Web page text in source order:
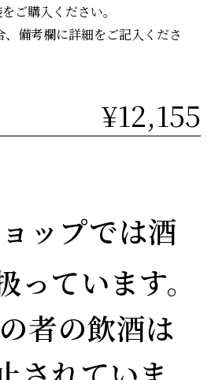
ご購入ください。
、備考欄に詳細をご記入くださ
¥12,155
ップでは酒
っています。
者の飲酒は